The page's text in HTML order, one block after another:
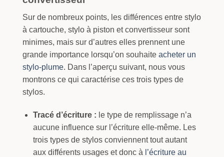
Sur de nombreux points, les différences entre stylo
à cartouche, stylo à piston et convertisseur sont
minimes, mais sur d’autres elles prennent une
grande importance lorsqu’on souhaite acheter un
stylo-plume. Dans l’aperçu suivant, nous vous
montrons ce qui caractérise ces trois types de
stylos.
Tracé d’écriture : le type de remplissage n’a
aucune influence sur l’écriture elle-même. Les
trois types de stylos conviennent tout autant
aux différents usages et donc à l’écriture au